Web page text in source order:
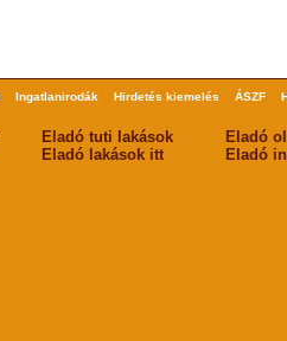
Ingatlanirodák Hirdetés kiemelés ÁSZF
Eladó tuti lakások
Eladó
Eladó lakások itt Eladó